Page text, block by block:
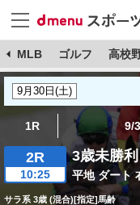
MLB ゴルフ 高校
1R 9/
2R
10:25
3歳未勝利
平地 ダート
サラ系 3歳 (混合)[指定]馬齢